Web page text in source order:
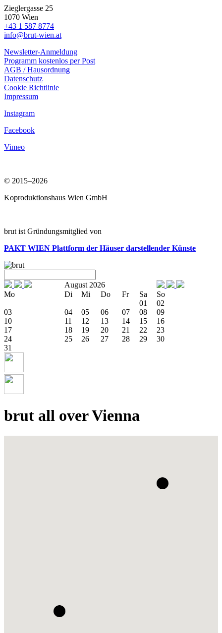
Zieglergasse 25
1070 Wien
+43 1 587 8774
info@brut-wien.at
Newsletter-Anmeldung
Programm kostenlos per Post
AGB / Hausordnung
Datenschutz
Cookie Richtlinie
Impressum
Instagram
Facebook
Vimeo
© 2015–2026
Koproduktionshaus Wien GmbH
brut ist Gründungsmitglied von
PAKT WIEN Plattform der Häuser darstellender Künste
August 2026
Mo
Di Mi Do Fr Sa
So
01
02
03
04 05 06 07 08
09
10
11 12 13 14 15
16
17
18 19 20 21 22
23
24
25 26 27 28 29
30
31
brut all over Vienna